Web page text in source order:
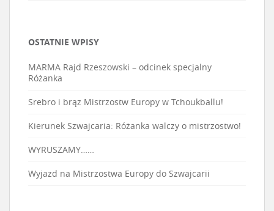
OSTATNIE WPISY
MARMA Rajd Rzeszowski – odcinek specjalny
Różanka
Srebro i brąz Mistrzostw Europy w Tchoukballu!
Kierunek Szwajcaria: Różanka walczy o mistrzostwo!
WYRUSZAMY……
Wyjazd na Mistrzostwa Europy do Szwajcarii